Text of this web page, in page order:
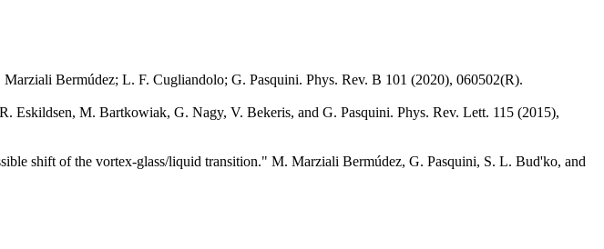
Bermúdez; L. F. Cugliandolo; G. Pasquini. Phys. Rev. B 101 (2020), 060502(R).
M. Bartkowiak, G. Nagy, V. Bekeris, and G. Pasquini. Phys. Rev. Lett. 115 (2015),
shift of the vortex-glass/liquid transition." M. Marziali Bermúdez, G. Pasquini, S. L. Bud'ko, and